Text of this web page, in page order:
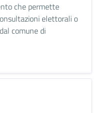
che permette
elettorali o
comune di